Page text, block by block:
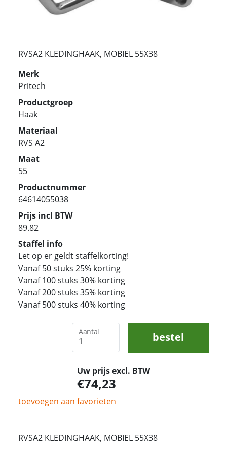
RVSA2 KLEDINGHAAK, MOBIEL 55X38
Merk
Pritech
Productgroep
Haak
Materiaal
RVS A2
Maat
55
Productnummer
64614055038
Prijs incl BTW
89.82
Staffel info
Let op er geldt staffelkorting!
Vanaf 50 stuks 25% korting
Vanaf 100 stuks 30% korting
Vanaf 200 stuks 35% korting
Vanaf 500 stuks 40% korting
Aantal bestel
Uw prijs excl. BTW
74,23
toevoegen aan favorieten
RVSA2 KLEDINGHAAK, MOBIEL 55X38